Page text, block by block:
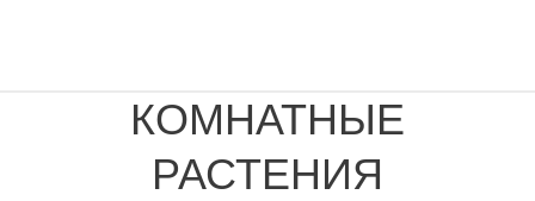
КОМНАТНЫЕ
РАСТЕНИЯ